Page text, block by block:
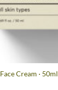
Cream · 50ml